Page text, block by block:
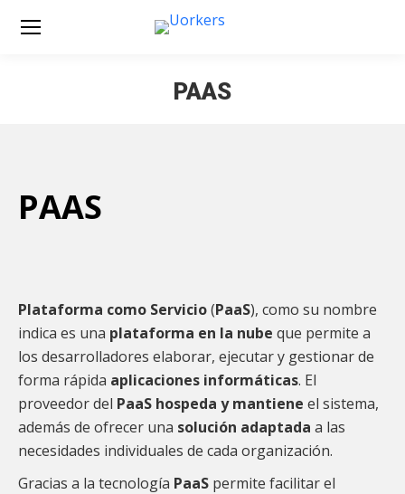
PAAS
PAAS
Plataforma como Servicio(PaaS), como su nombre
indica es una plataforma en la nube que permite a
los desarrolladores elaborar, ejecutar y gestionar de
forma rápida aplicaciones informáticas. El
proveedor del PaaS hospeda y mantiene el sistema,
además de ofrecer una solución adaptada a las
necesidades individuales de cada organización.
Gracias a la tecnología PaaS permite facilitar el